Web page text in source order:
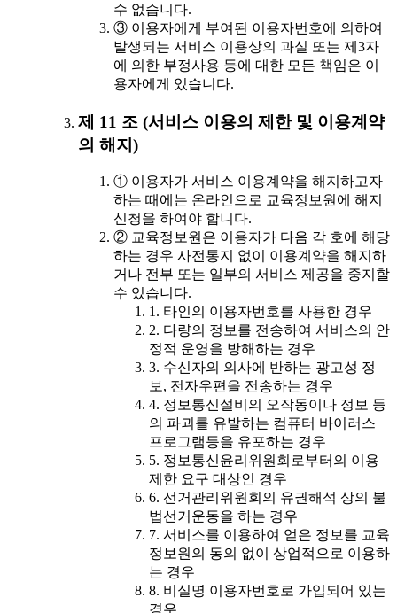
수 없습니다.
③ 이용자에게 부여된 이용자번호에 의하여
발생되는 서비스 이용상의 과실 또는 제3자
에 의한 부정사용 등에 대한 모든 책임은 이
용자에게 있습니다.
제 11 조 (서비스 이용의 제한 및 이용계약
의 해지)
① 이용자가 서비스 이용계약을 해지하고자
하는 때에는 온라인으로 교육정보원에 해지
신청을 하여야 합니다.
② 교육정보원은 이용자가 다음 각 호에 해당
하는 경우 사전통지 없이 이용계약을 해지하
거나 전부 또는 일부의 서비스 제공을 중지할
수 있습니다.
1. 타인의 이용자번호를 사용한 경우
2. 다량의 정보를 전송하여 서비스의 안
정적 운영을 방해하는 경우
3. 수신자의 의사에 반하는 광고성 정
보, 전자우편을 전송하는 경우
4. 정보통신설비의 오작동이나 정보 등
의 파괴를 유발하는 컴퓨터 바이러스
프로그램등을 유포하는 경우
5. 정보통신윤리위원회로부터의 이용
제한 요구 대상인 경우
6. 선거관리위원회의 유권해석 상의 불
법선거운동을 하는 경우
7. 서비스를 이용하여 얻은 정보를 교육
정보원의 동의 없이 상업적으로 이용하
는 경우
8. 비실명 이용자번호로 가입되어 있는
경우